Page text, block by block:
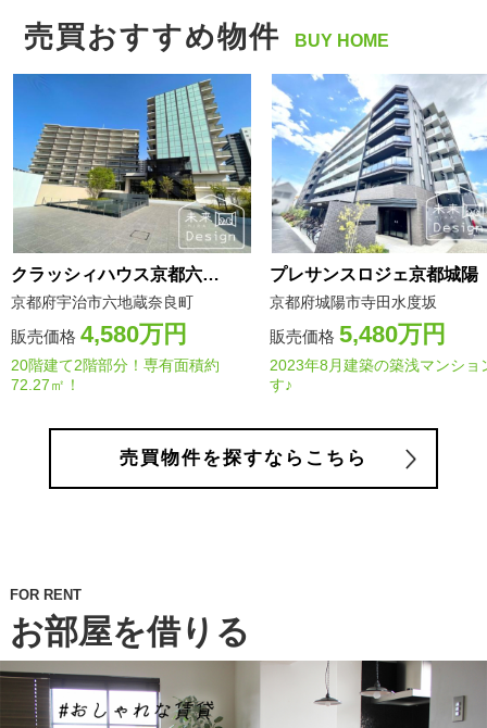
売買おすすめ物件 BUY HOME
クラッシィハウス京都六地蔵ゲートテラス・ゲートタワー
京都府宇治市六地蔵奈良町
販売価格 4,580万円
20階建て2階部分！専有面積約
72.27㎡！
プレサンスロジェ京都城陽
京都府城陽市寺田水度坂
販売価格 5,480万円
2023年8月建築の築浅マンショ
す♪
売買物件を探すならこちら
FOR RENT
お部屋を借りる